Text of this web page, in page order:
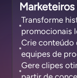
Transforme
promocionais
Crie conteúdo
equipes de
Gere clipes